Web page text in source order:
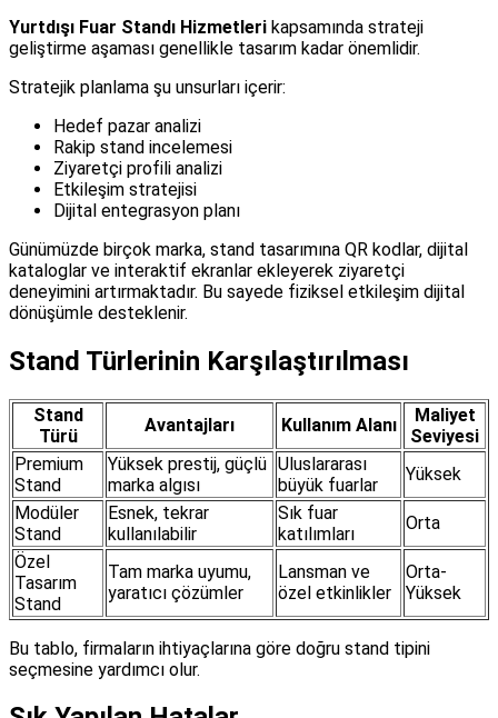
Yurtdışı Fuar Standı Hizmetleri kapsamında strateji
geliştirme aşaması genellikle tasarım kadar önemlidir.
Stratejik planlama şu unsurları içerir:
Hedef pazar analizi
Rakip stand incelemesi
Ziyaretçi profili analizi
Etkileşim stratejisi
Dijital entegrasyon planı
Günümüzde birçok marka, stand tasarımına QR kodlar, dijital
kataloglar ve interaktif ekranlar ekleyerek ziyaretçi
deneyimini artırmaktadır. Bu sayede fiziksel etkileşim dijital
dönüşümle desteklenir.
Stand Türlerinin Karşılaştırılması
Stand
Türü
Avantajları Kullanım Alanı
Maliyet
Seviyesi
Premium
Stand
Yüksek prestij, güçlü
marka algısı
Uluslararası
büyük fuarlar
Yüksek
Modüler
Stand
Esnek, tekrar
kullanılabilir
Sık fuar
katılımları
Orta
Özel
Tasarım
Stand
Tam marka uyumu,
yaratıcı çözümler
Lansman ve
özel etkinlikler
Orta-
Yüksek
Bu tablo, firmaların ihtiyaçlarına göre doğru stand tipini
seçmesine yardımcı olur.